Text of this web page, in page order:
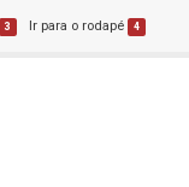
3 Ir para o rodapé 4